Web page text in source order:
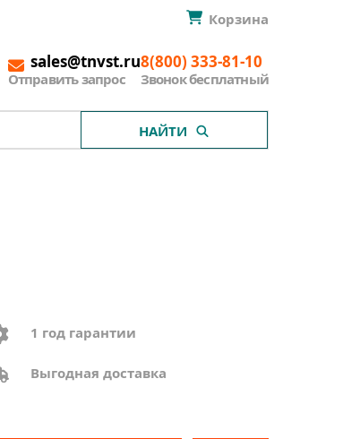
Корзина
sales@tnvst.ru
Отправить запрос
8(800) 333-81-10
Звонок бесплатный
НАЙТИ
1 год гарантии
Выгодная доставка